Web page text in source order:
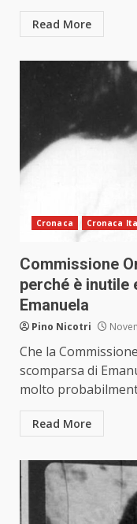
Read More
Cronaca Cronaca
Commissione
perché è inutile
Emanuela
Pino Nicotri
Che la
scomparsa di
molto
Read More